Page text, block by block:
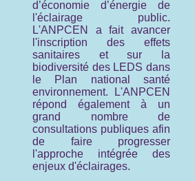
d’économie d’énergie de
l'éclairage public.
L'ANPCEN a fait avancer
l'inscription des effets
sanitaires et sur la
biodiversité des LEDS dans
le Plan national santé
environnement. L'ANPCEN
répond également à un
grand nombre de
consultations publiques afin
de faire progresser
l'approche intégrée des
enjeux d'éclairages.